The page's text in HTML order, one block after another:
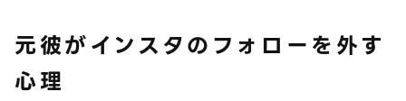
元彼がインスタのフォローを外す
心理